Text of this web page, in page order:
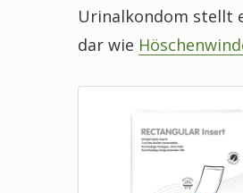
Urinalkondom stellt
dar wie